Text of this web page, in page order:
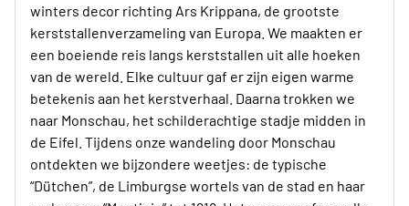
winters decor richting Ars Krippana, de grootste
kerststallenverzameling van Europa. We maakten er
een boeiende reis langs kerststallen uit alle hoeken
van de wereld. Elke cultuur gaf er zijn eigen warme
betekenis aan het kerstverhaal. Daarna trokken we
naar Monschau, het schilderachtige stadje midden in
de Eifel. Tijdens onze wandeling door Monschau
ontdekten we bijzondere weetjes: de typische
“Dütchen”, de Limburgse wortels van de stad en haar